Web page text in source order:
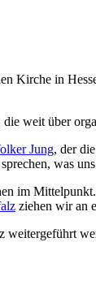
Kirche in
weit über
Jung, der
was
im
ziehen wir an